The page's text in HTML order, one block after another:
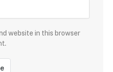
website in this browser